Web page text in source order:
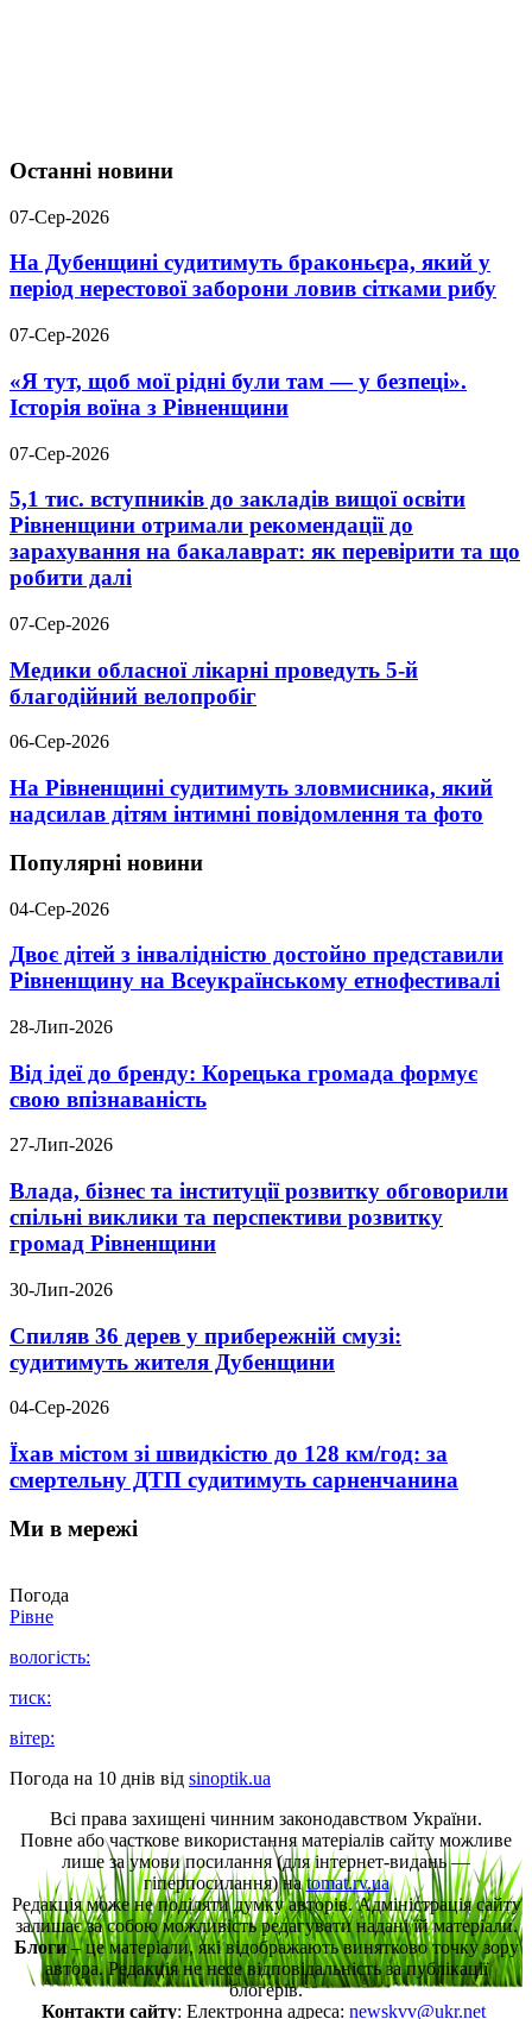
Останні новини
07-Сер-2026
На Дубенщині судитимуть браконьєра, який у
період нерестової заборони ловив сітками рибу
07-Сер-2026
«Я тут, щоб мої рідні були там — у безпеці».
Історія воїна з Рівненщини
07-Сер-2026
5,1 тис. вступників до закладів вищої освіти
Рівненщини отримали рекомендації до
зарахування на бакалаврат: як перевірити та що
робити далі
07-Сер-2026
Медики обласної лікарні проведуть 5-й
благодійний велопробіг
06-Сер-2026
На Рівненщині судитимуть зловмисника, який
надсилав дітям інтимні повідомлення та фото
Популярні новини
04-Сер-2026
Двоє дітей з інвалідністю достойно представили
Рівненщину на Всеукраїнському етнофестивалі
28-Лип-2026
Від ідеї до бренду: Корецька громада формує
свою впізнаваність
27-Лип-2026
Влада, бізнес та інституції розвитку обговорили
спільні виклики та перспективи розвитку
громад Рівненщини
30-Лип-2026
Спиляв 36 дерев у прибережній смузі:
судитимуть жителя Дубенщини
04-Сер-2026
Їхав містом зі швидкістю до 128 км/год: за
смертельну ДТП судитимуть сарненчанина
Ми в мережі
Погода
Рівне
вологість:
тиск:
вітер:
Погода на 10 днів від sinoptik.ua
Всі права захищені чинним законодавством України.
Повне або часткове використання матеріалів сайту можливе
лише за умови посилання (для інтернет-видань —
гіперпосилання) наtomat.rv.ua
Редакція може не поділяти думку авторів. Адміністрація сайту
залишає за собою можливість редагувати надані їй матеріали.
Блоги– це матеріали, які відображають винятково точку зору
автора. Редакція не несе відповідальність за публікації
блогерів.
Контакти сайту: Електронна адреса: newskvv@ukr.net